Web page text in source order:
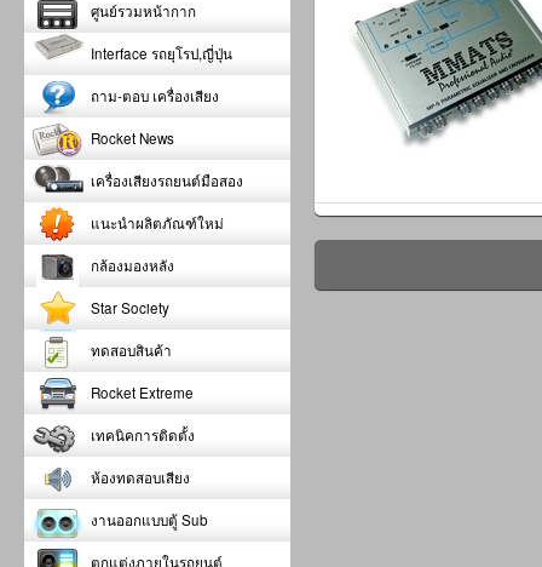
ศูนย์รวมหน้ากาก
Interface รถยุโรป,ญี่ปุ่น
ถาม-ตอบ เครื่องเสียง
Rocket News
เครื่องเสียงรถยนต์มือสอง
แนะนำผลิตภัณฑ์ใหม่
กล้องมองหลัง
Star Society
ทดสอบสินค้า
Rocket Extreme
เทคนิคการติดตั้ง
ห้องทดสอบเสียง
งานออกแบบตู้ Sub
ตกแต่งภายในรถยนต์